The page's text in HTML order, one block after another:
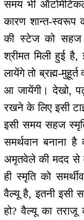
समय भी
कारण शान्त-स्वरूप
की स्टेज को सहज
श्रीमत मिली हुई
लायेंगे तो ब्रह्म-
आ जायेंगी। देखो,
रखने के लिए इसी
इसी समय सहज
समर्थवान बनाना
अमृतवेले की मदद से
ही स्मृति को
वैल्यू है, इतनी इसी
हो? वैल्यू का